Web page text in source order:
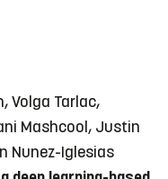
Volga Tarlac,
Mashcool, Justin
Nunez-Iglesias